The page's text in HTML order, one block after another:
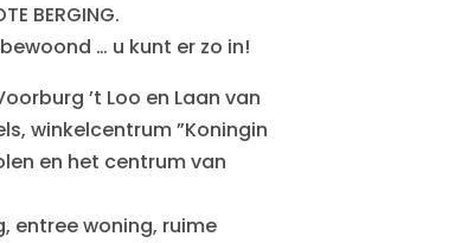
BERGING.
… u kunt er zo in!
’t Loo en Laan van
winkelcentrum ”Koningin
en het centrum van
entree woning, ruime